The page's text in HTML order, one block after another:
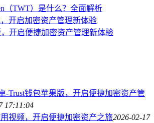
（TWT）是什么？全面解析
开启加密资产管理新体验
，开启便捷加密资产管理新体验
-Trust钱包苹果版，开启便捷加密资产管
17:11:04
用视频，开启便捷加密资产之旅2026-02-17